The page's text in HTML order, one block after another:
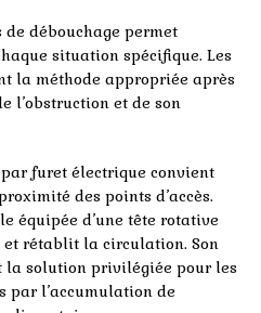
débouchage permet
situation spécifique. Les
la méthode appropriée après
l’obstruction et de son
furet électrique convient
des points d’accès.
équipée d’une tête rotative
et rétablit la circulation. Son
la solution privilégiée pour les
par l’accumulation de